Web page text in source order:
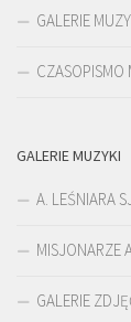
GALERIE
CZASOPISMO
GALERIE MUZYKI
A. LEŚNIARA
MISJONARZE
GALERIE